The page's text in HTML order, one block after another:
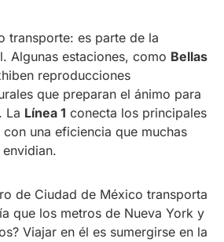
transporte: es parte de la
Algunas estaciones, como Bellas
reproducciones
que preparan el ánimo para
La Línea 1 conecta los principales
con una eficiencia que muchas
de Ciudad de México transporta
que los metros de Nueva York y
Viajar en él es sumergirse en la